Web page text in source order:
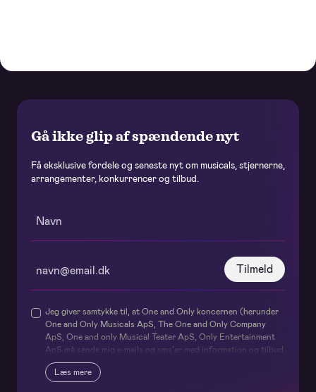
Gå ikke glip af spændende nyt
Få eksklusive fordele og seneste nyt om musicals, stjernerne,
arrangementer, konkurrencer og tilbud.
Tilmeld
Jeg giver samtykke til, at One and Only koncernen (herunder
One and Only Musicals ApS, The One and Only Company
ApS, One and only Musical Teater ApS, Only Entertainment
ApS må sende mig e-mails og sms’er med information og tilbud
om deres forestillinger og events samt relaterede services og
produkter – og internt udveksler mit navn og
Læs mere